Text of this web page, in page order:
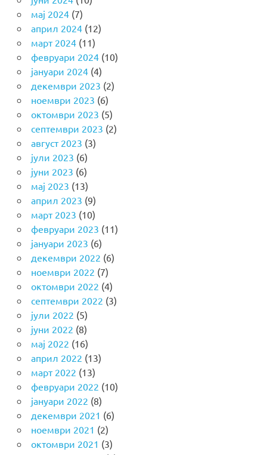
мај 2024(7)
април 2024(12)
март 2024(11)
февруари 2024(10)
јануари 2024(4)
декември 2023 (2)
ноември 2023 (6)
октомври 2023 (5)
септември 2023 (2)
август 2023 (3)
јули 2023 (6)
јуни 2023 (6)
мај 2023 (13)
април 2023 (9)
март 2023 (10)
февруари 2023 (11)
јануари 2023 (6)
декември 2022 (6)
ноември 2022 (7)
октомври 2022 (4)
септември 2022 (3)
јули 2022 (5)
јуни 2022 (8)
мај 2022 (16)
април 2022 (13)
март 2022 (13)
февруари 2022 (10)
јануари 2022 (8)
декември 2021 (6)
ноември 2021 (2)
октомври 2021 (3)